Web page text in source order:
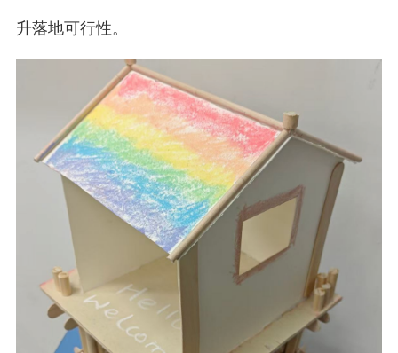
升落地可行性。